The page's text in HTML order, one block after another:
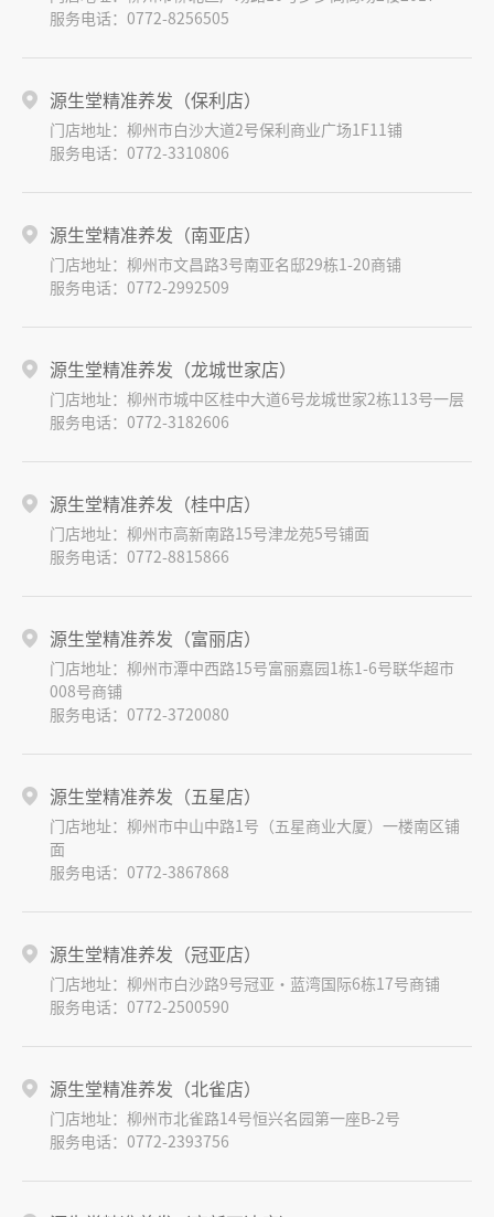
服务电话：0772-8256505
源生堂精准养发（保利店）
门店地址：柳州市白沙大道2号保利商业广场1F11铺
服务电话：0772-3310806
源生堂精准养发（南亚店）
门店地址：柳州市文昌路3号南亚名邸29栋1-20商铺
服务电话：0772-2992509
源生堂精准养发（龙城世家店）
门店地址：柳州市城中区桂中大道6号龙城世家2栋113号一层
服务电话：0772-3182606
源生堂精准养发（桂中店）
门店地址：柳州市高新南路15号津龙苑5号铺面
服务电话：0772-8815866
源生堂精准养发（富丽店）
门店地址：柳州市潭中西路15号富丽嘉园1栋1-6号联华超市
008号商铺
服务电话：0772-3720080
源生堂精准养发（五星店）
门店地址：柳州市中山中路1号（五星商业大厦）一楼南区铺
面
服务电话：0772-3867868
源生堂精准养发（冠亚店）
门店地址：柳州市白沙路9号冠亚·蓝湾国际6栋17号商铺
服务电话：0772-2500590
源生堂精准养发（北雀店）
门店地址：柳州市北雀路14号恒兴名园第一座B-2号
服务电话：0772-2393756